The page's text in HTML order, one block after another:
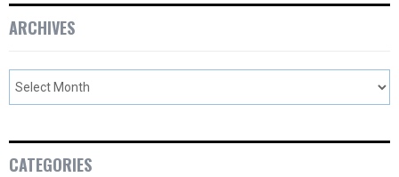
ARCHIVES
CATEGORIES